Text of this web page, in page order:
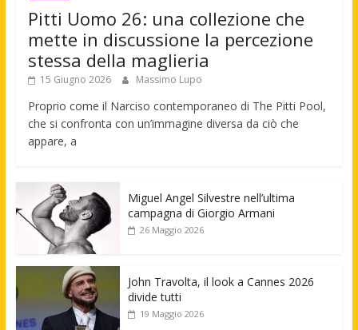
Pitti Uomo 26: una collezione che
mette in discussione la percezione
stessa della maglieria
15 Giugno 2026 Massimo Lupo
Proprio come il Narciso contemporaneo di The Pitti Pool,
che si confronta con un’immagine diversa da ciò che
appare, a
Miguel Angel Silvestre nell’ultima
campagna di Giorgio Armani
26 Maggio 2026
John Travolta, il look a Cannes 2026
divide tutti
19 Maggio 2026